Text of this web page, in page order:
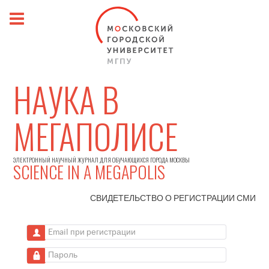
НАУКА В
МЕГАПОЛИСЕ
ЭЛЕКТРОННЫЙ НАУЧНЫЙ ЖУРНАЛ ДЛЯ ОБУЧАЮЩИХСЯ ГОРОДА МОСКВЫ
SCIENCE IN A MEGAPOLIS
СВИДЕТЕЛЬСТВО О РЕГИСТРАЦИИСМИ
Email при регистрации
Пароль